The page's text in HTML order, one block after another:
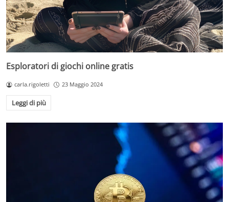
Esploratori di giochi online gratis
carla.rigoletti 23 Maggio 2024
Leggi di più